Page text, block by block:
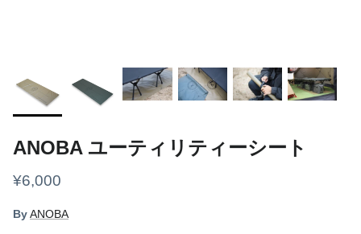
焚き火
ANOBA ユーティリティーシート
¥6,000
ByANOBA